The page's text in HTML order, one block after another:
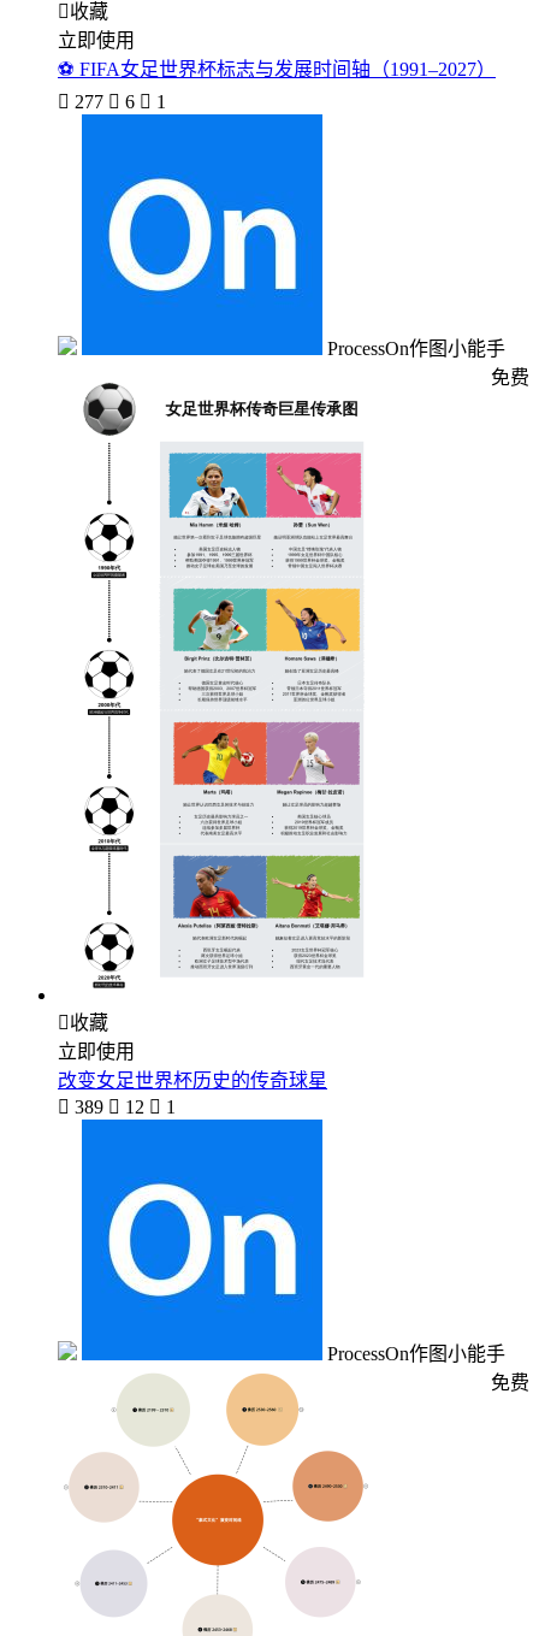
收藏
立即使用
⚽ FIFA女足世界杯标志与发展时间轴（1991–2027）
 277  6  1
ProcessOn作图小能手
免费
收藏
立即使用
改变女足世界杯历史的传奇球星
 389  12  1
ProcessOn作图小能手
免费